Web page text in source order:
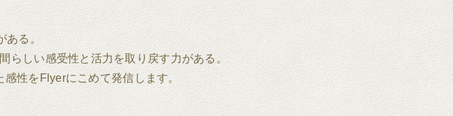
ある。
らしい感受性と活力を取り戻す力がある。
性をFlyerにこめて発信します。